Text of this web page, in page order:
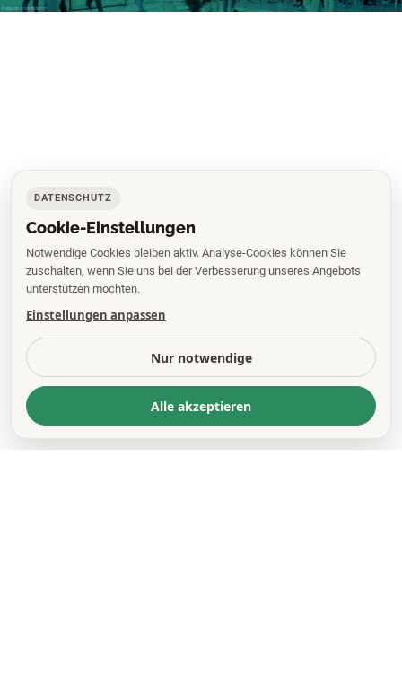
DATENSCHUTZ
Cookie-Einstellungen
Notwendige Cookies bleiben aktiv. Analyse-Cookies können Sie
zuschalten, wenn Sie uns bei der Verbesserung unseres Angebots
unterstützen möchten.
Einstellungen anpassen
Nur notwendige
Alle akzeptieren